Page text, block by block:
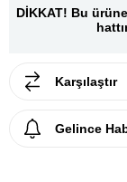
DİKKAT! Bu
Karşılaştır
Gelince